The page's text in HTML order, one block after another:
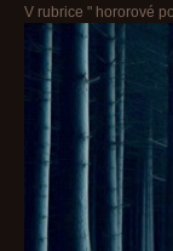
V rubrice " hororové